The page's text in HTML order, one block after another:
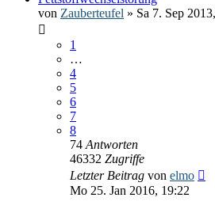
von Zauberteufel » Sa 7. Sep
1
…
4
5
6
7
8
74 Antworten
46332 Zugriffe
Letzter Beitrag von elmo
Mo 25. Jan 2016, 19:22